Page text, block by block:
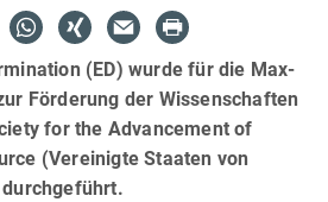
(ED) wurde für die Max-
Förderung der Wissenschaften
for the Advancement of
(Vereinigte Staaten von